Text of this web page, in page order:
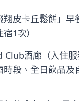
翔皮卡丘鬆餅」早
1次）
Club酒廊（入住
段、全日飲品及